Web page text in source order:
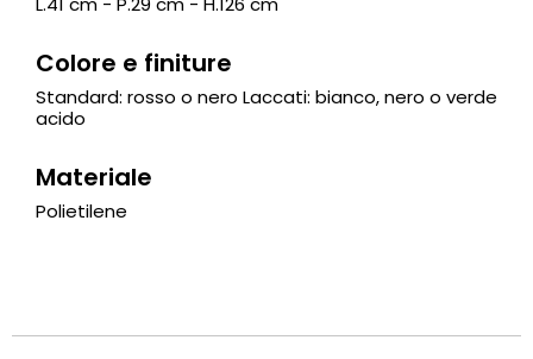
Colore e finiture
Standard: rosso o nero Laccati: bianco, nero o verde
acido
Materiale
Polietilene